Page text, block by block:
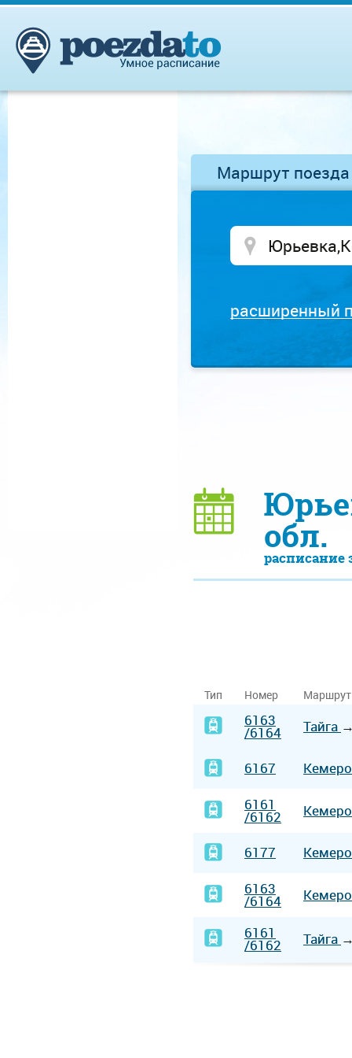
Маршрут поезда
расширенный
обл.
расписание
Тип Номер Маршрут
6163
/6164 Тайга →
6167
6161
/6162
6177
6163
/6164
6161
/6162 Тайга →